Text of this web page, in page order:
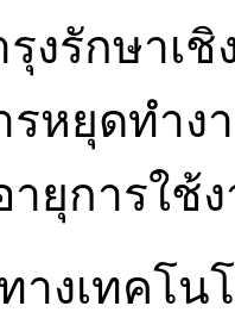
งรักษาเ
รหยุดทำง
ยุการใช้
างเทคโน